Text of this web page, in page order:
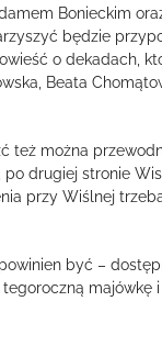
Bonieckim
będzie
o dekadach,
Beata
też można
drugiej stronie
przy Wiślnej
być –